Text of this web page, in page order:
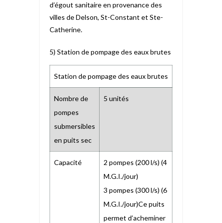
d’égout sanitaire en provenance des
villes de Delson, St-Constant et Ste-
Catherine.
5) Station de pompage des eaux brutes
Station de pompage des eaux brutes
Nombre de
pompes
submersibles
en puits sec
5 unités
Capacité
2 pompes (200 l/s) (4
M.G.I./jour)
3 pompes (300 l/s) (6
M.G.I./jour)Ce puits
permet d’acheminer